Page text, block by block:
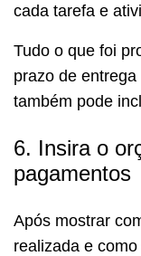
cada tarefa e
Tudo o que foi
prazo de
também pode
6. Insira o
pagamentos
Após mostrar
realizada e